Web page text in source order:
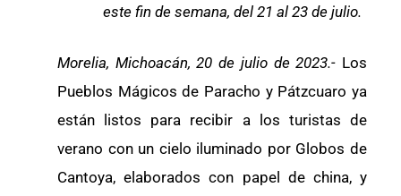
este fin de semana, del 21 al 23 de julio.
Morelia, Michoacán, 20 de julio de 2023.- Los
Pueblos Mágicos de Paracho y Pátzcuaro ya
están listos para recibir a los turistas de
verano con un cielo iluminado por Globos de
Cantoya, elaborados con papel de china, y